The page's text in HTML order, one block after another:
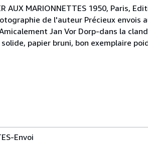
AUX MARIONNETTES 1950, Paris,
de l'auteur Précieux envois
Jan Vor Dorp-dans la
papier bruni, bon exemplaire
Envoi